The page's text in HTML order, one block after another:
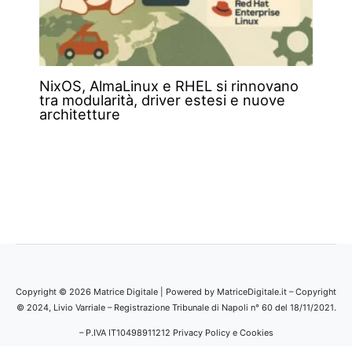
NixOS, AlmaLinux e RHEL si rinnovano
tra modularità, driver estesi e nuove
architetture
Copyright © 2026 Matrice Digitale | Powered by MatriceDigitale.it – Copyright
© 2024, Livio Varriale – Registrazione Tribunale di Napoli n° 60 del 18/11/2021.
– P.IVA IT10498911212 Privacy Policy e Cookies